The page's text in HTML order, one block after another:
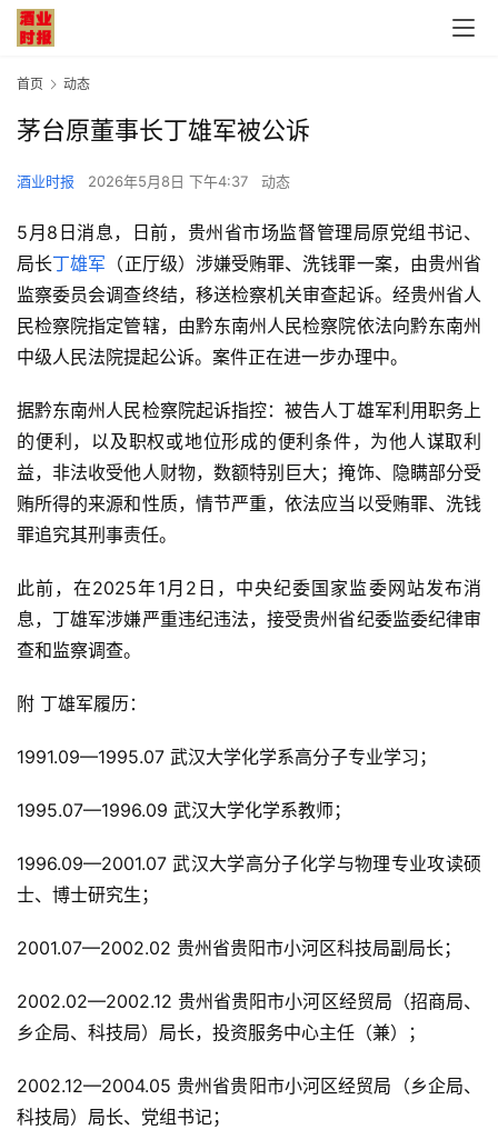
首页 动态
茅台原董事长丁雄军被公诉
酒业时报 2026年5月8日 下午4:37 动态
5月8日消息，日前，贵州省市场监督管理局原党组书记、
局长丁雄军 （正厅级）涉嫌受贿罪、洗钱罪一案，由贵州省
监察委员会调查终结，移送检察机关审查起诉。经贵州省人
民检察院指定管辖，由黔东南州人民检察院依法向黔东南州
中级人民法院提起公诉。案件正在进一步办理中。
据黔东南州人民检察院起诉指控：被告人丁雄军利用职务上
的便利，以及职权或地位形成的便利条件，为他人谋取利
益，非法收受他人财物，数额特别巨大；掩饰、隐瞒部分受
贿所得的来源和性质，情节严重，依法应当以受贿罪、洗钱
罪追究其刑事责任。
此前，在2025年1月2日，中央纪委国家监委网站发布消
息，丁雄军涉嫌严重违纪违法，接受贵州省纪委监委纪律审
查和监察调查。
附 丁雄军履历：
1991.09—1995.07 武汉大学化学系高分子专业学习；
1995.07—1996.09 武汉大学化学系教师；
1996.09—2001.07 武汉大学高分子化学与物理专业攻读硕
士、博士研究生；
2001.07—2002.02 贵州省贵阳市小河区科技局副局长；
2002.02—2002.12 贵州省贵阳市小河区经贸局（招商局、
乡企局、科技局）局长，投资服务中心主任（兼）；
2002.12—2004.05 贵州省贵阳市小河区经贸局（乡企局、
科技局）局长、党组书记；